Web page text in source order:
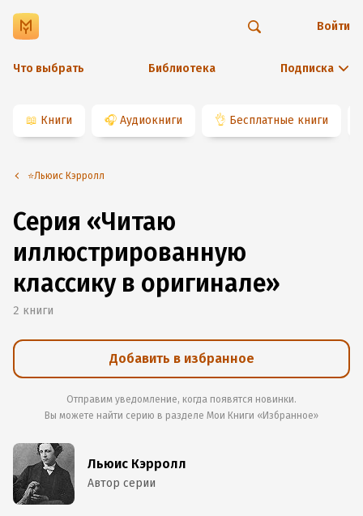
Что выбрать Библиотека Подписка
Войти
📖 Книги 🎧 Аудиокниги 👌 Бесплатные книги
⭐️Льюис Кэрролл
Серия «Читаю
иллюстрированную
классику в оригинале»
2 книги
Добавить в избранное
Отправим уведомление, когда появятся новинки.
Вы можете найти серию в разделе Мои Книги «Избранное»
Льюис Кэрролл
Автор серии